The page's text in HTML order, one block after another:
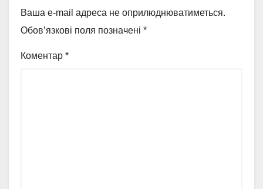
Ваша e-mail адреса не оприлюднюватиметься.
Обов’язкові поля позначені *
Коментар *